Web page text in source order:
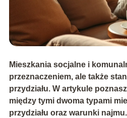
Mieszkania socjalne i
przeznaczeniem, ale także
przydziału. W artykule
między tymi dwoma typami
przydziału oraz warunki